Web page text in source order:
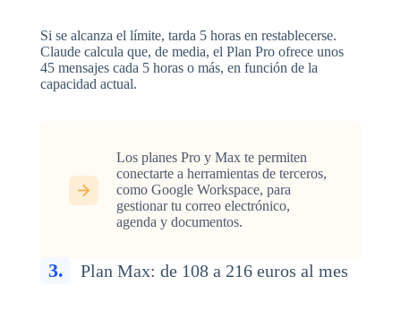
Si se alcanza el límite, tarda 5 horas en restablecerse.
Claude calcula que, de media, el Plan Pro ofrece unos
45 mensajes cada 5 horas o más, en función de la
capacidad actual.
Los planes Pro y Max te permiten
conectarte a herramientas de terceros,
como Google Workspace, para
gestionar tu correo electrónico,
agenda y documentos.
3. Plan Max: de 108 a 216 euros al mes